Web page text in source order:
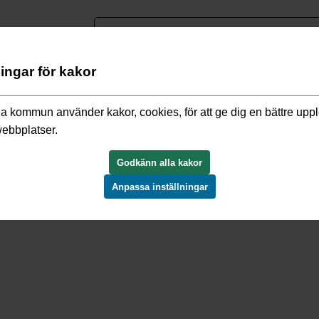
detaljplaner/Gällande detaljplaner/Upprätta-Lingsberg
B570513
för kakor
kommun använder kakor, cookies, för att ge dig en bättre
Godkänn alla kakor
Anpassa inställningar